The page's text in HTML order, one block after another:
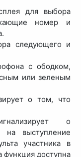
для выбора
номер и
следующего и
с ободком,
или зеленым
о том, что
о
на выступление
участника в
функция доступна